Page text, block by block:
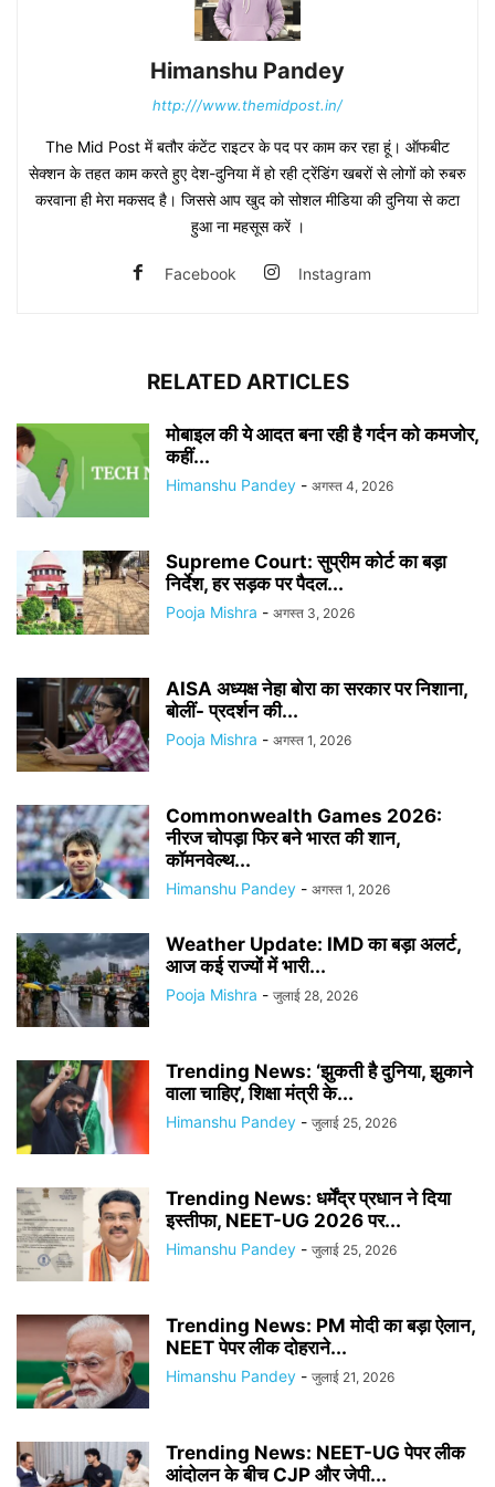
Himanshu Pandey
http:///www.themidpost.in/
The Mid Post में बतौर कंटेंट राइटर के पद पर काम कर रहा हूं। ऑफबीट
सेक्शन के तहत काम करते हुए देश-दुनिया में हो रही ट्रेंडिंग खबरों से लोगों को रुबरु
करवाना ही मेरा मकसद है। जिससे आप खुद को सोशल मीडिया की दुनिया से कटा
हुआ ना महसूस करें ।
Facebook Instagram
RELATED ARTICLES
मोबाइल की ये आदत बना रही है गर्दन को कमजोर,
कहीं...
Himanshu Pandey - अगस्त 4, 2026
Supreme Court: सुप्रीम कोर्ट का बड़ा
निर्देश, हर सड़क पर पैदल...
Pooja Mishra - अगस्त 3, 2026
AISA अध्यक्ष नेहा बोरा का सरकार पर निशाना,
बोलीं- प्रदर्शन की...
Pooja Mishra - अगस्त 1, 2026
Commonwealth Games 2026:
नीरज चोपड़ा फिर बने भारत की शान,
कॉमनवेल्थ...
Himanshu Pandey - अगस्त 1, 2026
Weather Update: IMD का बड़ा अलर्ट,
आज कई राज्यों में भारी...
Pooja Mishra - जुलाई 28, 2026
Trending News: ‘झुकती है दुनिया, झुकाने
वाला चाहिए’, शिक्षा मंत्री के...
Himanshu Pandey - जुलाई 25, 2026
Trending News: धर्मेंद्र प्रधान ने दिया
इस्तीफा, NEET-UG 2026 पर...
Himanshu Pandey - जुलाई 25, 2026
Trending News: PM मोदी का बड़ा ऐलान,
NEET पेपर लीक दोहराने...
Himanshu Pandey - जुलाई 21, 2026
Trending News: NEET-UG पेपर लीक
आंदोलन के बीच CJP और जेपी...